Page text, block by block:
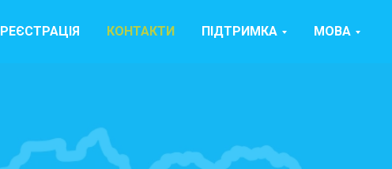
РЕЄСТРАЦІЯ КОНТАКТИ ПІДТРИМКА МОВА